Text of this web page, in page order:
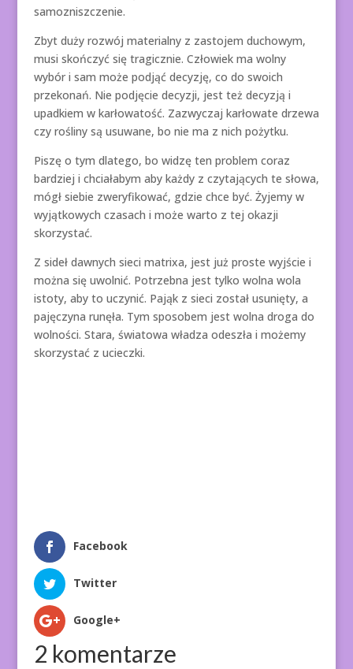
samozniszczenie.
Zbyt duży rozwój materialny z zastojem duchowym,
musi skończyć się tragicznie. Człowiek ma wolny
wybór i sam może podjąć decyzję, co do swoich
przekonań. Nie podjęcie decyzji, jest też decyzją i
upadkiem w karłowatość. Zazwyczaj karłowate drzewa
czy rośliny są usuwane, bo nie ma z nich pożytku.
Piszę o tym dlatego, bo widzę ten problem coraz
bardziej i chciałabym aby każdy z czytających te słowa,
mógł siebie zweryfikować, gdzie chce być. Żyjemy w
wyjątkowych czasach i może warto z tej okazji
skorzystać.
Z sideł dawnych sieci matrixa, jest już proste wyjście i
można się uwolnić. Potrzebna jest tylko wolna wola
istoty, aby to uczynić. Pająk z sieci został usunięty, a
pajęczyna runęła. Tym sposobem jest wolna droga do
wolności. Stara, światowa władza odeszła i możemy
skorzystać z ucieczki.
Facebook
Twitter
Google+
2 komentarze